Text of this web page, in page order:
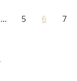
... 5 6 7